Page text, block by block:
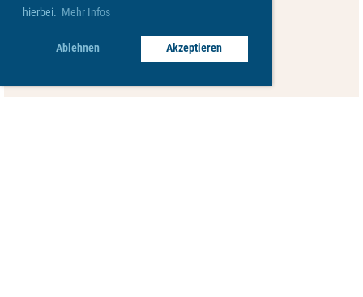
hierbei. Mehr Infos
Ablehnen Akzeptieren